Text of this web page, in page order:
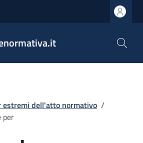
estremi dell'atto normativo /
per